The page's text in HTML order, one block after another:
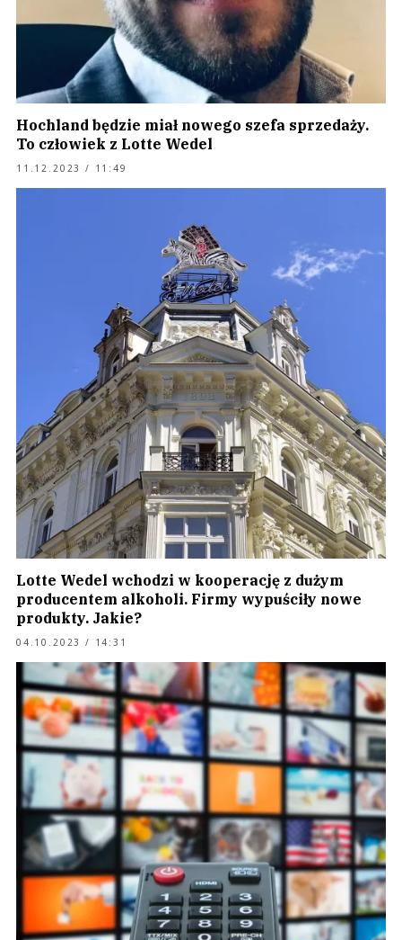
Hochland będzie miał nowego szefa sprzedaży.
To człowiek z Lotte Wedel
11.12.2023 / 11:49
Lotte Wedel wchodzi w kooperację z dużym
producentem alkoholi. Firmy wypuściły nowe
produkty. Jakie?
04.10.2023 / 14:31